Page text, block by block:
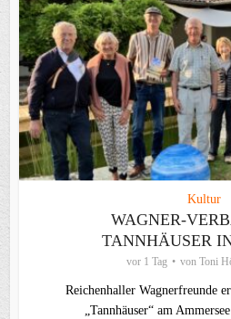
Kultur
WAGNER-
TANNHÄUSER IN
vor 1 Tag von Toni
Reichenhaller Wagnerfreunde
„Tannhäuser“ am